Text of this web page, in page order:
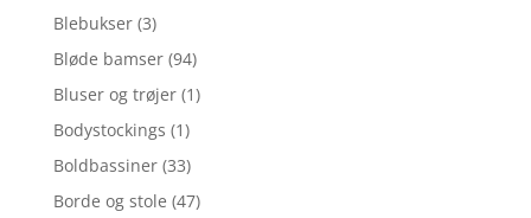
Blebukser (3)
Bløde bamser (94)
Bluser og trøjer (1)
Bodystockings (1)
Boldbassiner (33)
Borde og stole (47)